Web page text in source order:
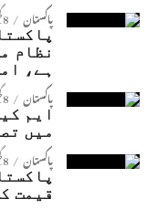
پاکستان 8 گھنٹے ago
نظام
ہے،
پاکستان 8 گھنٹے ago
میں
پاکستان 8 گھنٹے ago
قیمت